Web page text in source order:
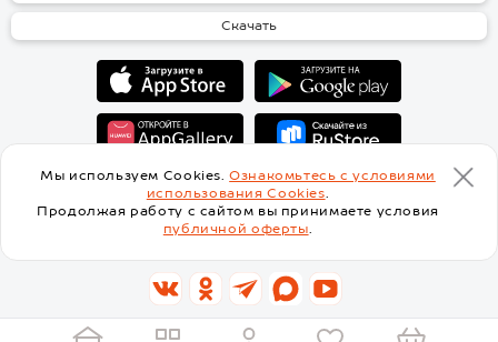
Мы используем Cookies.Ознакомьтесь с условиями
использования Cookies.
Продолжая работу с сайтом вы принимаете условия
публичной оферты.
Скачать
Перейти на основную версию сайта